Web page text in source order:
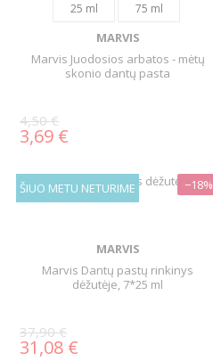
25 ml 75 ml
MARVIS
Marvis Juodosios arbatos - mėtų
skonio dantų pasta
4,50 €
3,69 €
ŠIUO METU NETURIME −18%
MARVIS
Marvis Dantų pastų rinkinys
dėžutėje, 7*25 ml
37,90 €
31,08 €